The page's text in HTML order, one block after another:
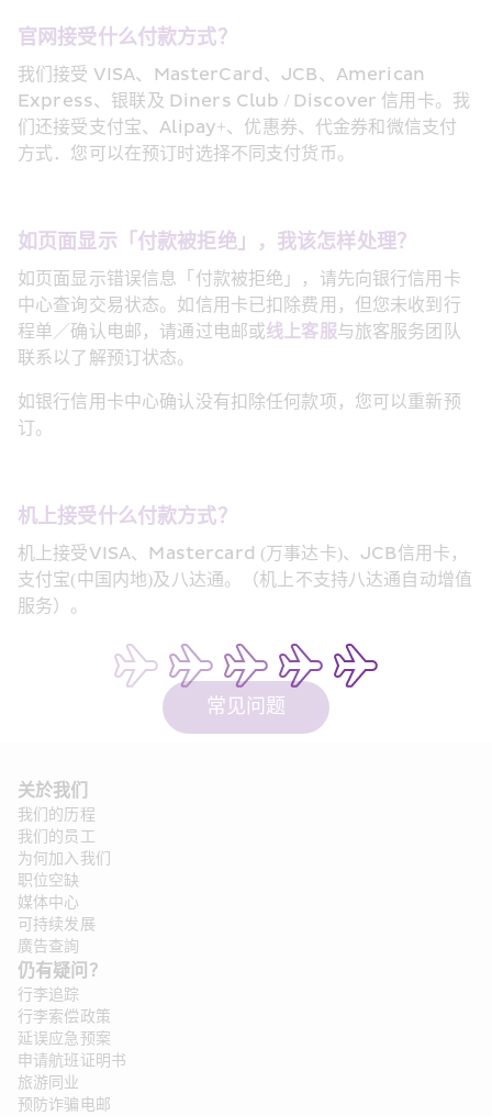
官网接受什么付款方式？
我们接受 VISA、MasterCard、JCB、American
Express、银联及 Diners Club / Discover 信用卡。我
们还接受支付宝、Alipay+、优惠券、代金券和微信支付
方式．您可以在预订时选择不同支付货币。
如页面显示「付款被拒绝」，我该怎样处理？
如页面显示错误信息「付款被拒绝」，请先向银行信用卡
中心查询交易状态。如信用卡已扣除费用，但您未收到行
程单／确认电邮，请通过电邮或线上客服与旅客服务团队
联系以了解预订状态。
如银行信用卡中心确认没有扣除任何款项，您可以重新预
订。
机上接受什么付款方式？
机上接受VISA、Mastercard (万事达卡)、JCB信用卡，
支付宝(中国内地)及八达通。（机上不支持八达通自动增值
服务）。
常见问题
关於我们
我们的历程
我们的员工
为何加入我们
职位空缺
媒体中心
可持续发展
廣告查詢
仍有疑问？
行李追踪
行李索偿政策
延误应急预案
申请航班证明书
旅游同业
预防诈骗电邮